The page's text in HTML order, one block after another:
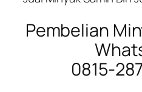
Pembelian
0815-